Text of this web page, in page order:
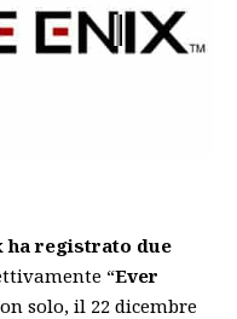
ha registrato due
“Ever
solo, il 22 dicembre